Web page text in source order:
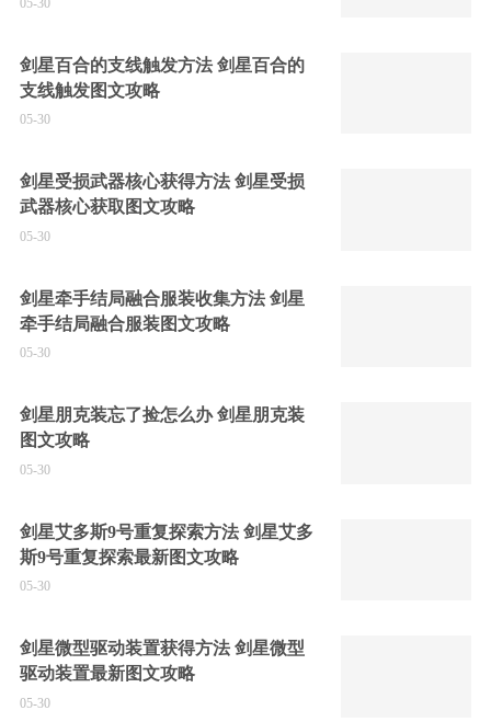
剑星百合的支线触发方法 剑星百合的
支线触发图文攻略
05-30
剑星受损武器核心获得方法 剑星受损
武器核心获取图文攻略
05-30
剑星牵手结局融合服装收集方法 剑星
牵手结局融合服装图文攻略
05-30
剑星朋克装忘了捡怎么办 剑星朋克装
图文攻略
05-30
剑星艾多斯9号重复探索方法 剑星艾多
斯9号重复探索最新图文攻略
05-30
剑星微型驱动装置获得方法 剑星微型
驱动装置最新图文攻略
05-30